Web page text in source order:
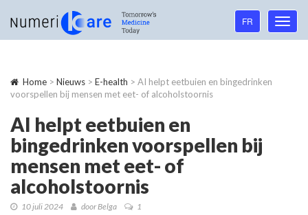
Language
navigation
FR
Home > Nieuws > E-health > AI helpt eetbuien en bingedrinken
voorspellen bij mensen met eet- of alcoholstoornis
AI helpt eetbuien en
bingedrinken voorspellen bij
mensen met eet- of
alcoholstoornis
10 juli 2024 door Belga 1